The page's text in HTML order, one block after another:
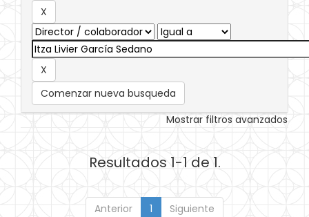
Comenzar nueva busqueda
Mostrar filtros avanzados
Resultados 1-1 de 1.
Anterior 1 Siguiente